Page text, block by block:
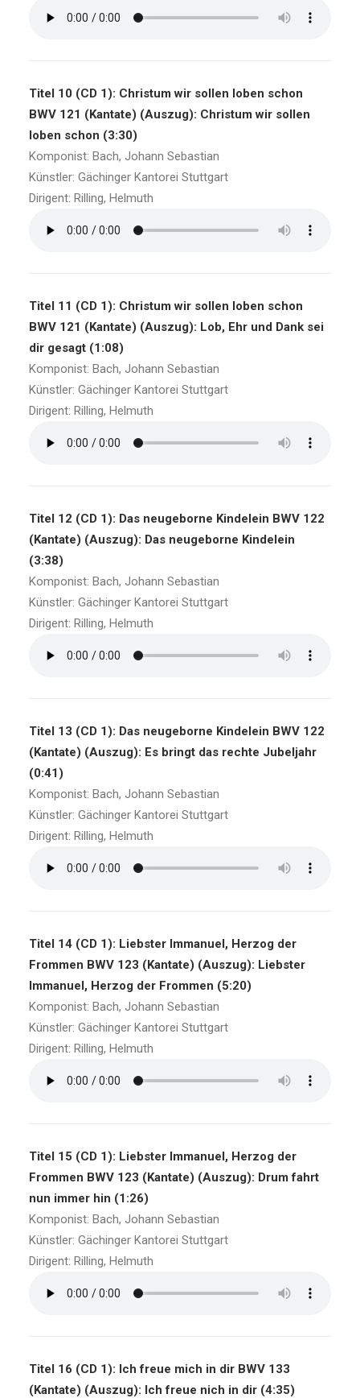
Titel 10 (CD 1): Christum wir sollen loben schon
BWV 121 (Kantate) (Auszug): Christum wir sollen
loben schon (3:30)
Komponist: Bach, Johann Sebastian
Künstler: Gächinger Kantorei Stuttgart
Dirigent: Rilling, Helmuth
Titel 11 (CD 1): Christum wir sollen loben schon
BWV 121 (Kantate) (Auszug): Lob, Ehr und Dank sei
dir gesagt (1:08)
Komponist: Bach, Johann Sebastian
Künstler: Gächinger Kantorei Stuttgart
Dirigent: Rilling, Helmuth
Titel 12 (CD 1): Das neugeborne Kindelein BWV 122
(Kantate) (Auszug): Das neugeborne Kindelein
(3:38)
Komponist: Bach, Johann Sebastian
Künstler: Gächinger Kantorei Stuttgart
Dirigent: Rilling, Helmuth
Titel 13 (CD 1): Das neugeborne Kindelein BWV 122
(Kantate) (Auszug): Es bringt das rechte Jubeljahr
(0:41)
Komponist: Bach, Johann Sebastian
Künstler: Gächinger Kantorei Stuttgart
Dirigent: Rilling, Helmuth
Titel 14 (CD 1): Liebster Immanuel, Herzog der
Frommen BWV 123 (Kantate) (Auszug): Liebster
Immanuel, Herzog der Frommen (5:20)
Komponist: Bach, Johann Sebastian
Künstler: Gächinger Kantorei Stuttgart
Dirigent: Rilling, Helmuth
Titel 15 (CD 1): Liebster Immanuel, Herzog der
Frommen BWV 123 (Kantate) (Auszug): Drum fahrt
nun immer hin (1:26)
Komponist: Bach, Johann Sebastian
Künstler: Gächinger Kantorei Stuttgart
Dirigent: Rilling, Helmuth
Titel 16 (CD 1): Ich freue mich in dir BWV 133
(Kantate) (Auszug): Ich freue nich in dir (4:35)